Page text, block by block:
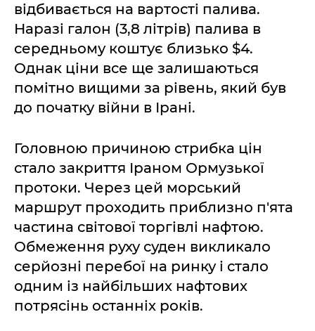
відбивається на вартості палива.
Наразі галон (3,8 літрів) палива в
середньому коштує близько $4.
Однак ціни все ще залишаються
помітно вищими за рівень, який був
до початку війни в Ірані.
Головною причиною стрибка цін
стало закриття Іраном Ормузької
протоки. Через цей морський
маршрут проходить приблизно п'ята
частина світової торгівлі нафтою.
Обмеження руху суден викликало
серйозні перебої на ринку і стало
одним із найбільших нафтових
потрясінь останніх років.